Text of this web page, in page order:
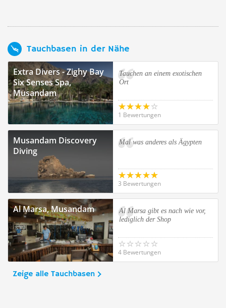
Tauchbasen in der Nähe
Extra Divers - Zighy Bay
Six Senses Spa,
Musandam
Tauchen an einem exotischen
Ort
1 Bewertungen
Musandam Discovery
Diving
Mal was anderes als Ägypten
3 Bewertungen
Al Marsa, Musandam
Al Marsa gibt es nach wie vor,
lediglich der Shop
4 Bewertungen
Zeige alle Tauchbasen